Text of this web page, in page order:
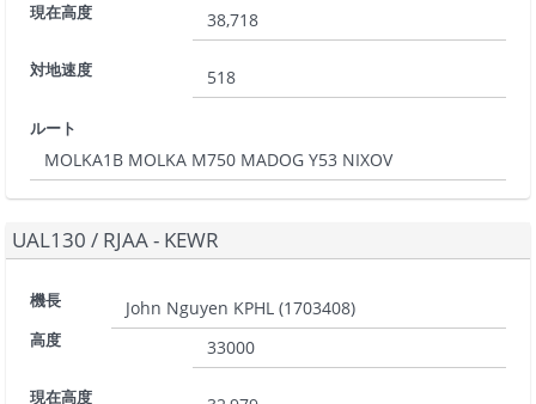
現在高度 38,718
対地速度 518
ルート
MOLKA1B MOLKA M750 MADOG Y53 NIXOV
UAL130 / RJAA - KEWR
機長 John Nguyen KPHL(1703408)
高度 33000
現在高度